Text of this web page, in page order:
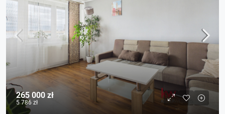
265 000 zł
5 786 zł